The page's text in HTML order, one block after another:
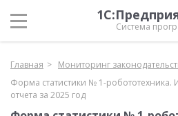
Система
Главная Мониторинг
Форма статистики № 1-
отчета за 2025 год